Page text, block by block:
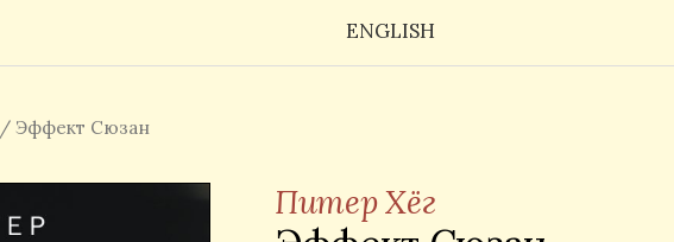
ENGLISH
/ Эффект Сюзан
Питер Хёг